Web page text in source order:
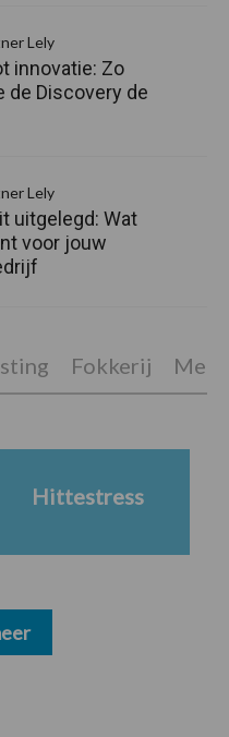
Lely
innovatie: Zo
de Discovery de
Lely
uitgelegd: Wat
voor jouw
Fokkerij
Hittestress